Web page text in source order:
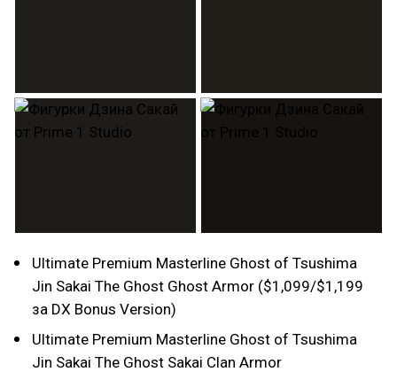
Ultimate Premium Masterline Ghost of Tsushima
Jin Sakai The Ghost Ghost Armor ($1,099/$1,199
за DX Bonus Version)
Ultimate Premium Masterline Ghost of Tsushima
Jin Sakai The Ghost Sakai Clan Armor